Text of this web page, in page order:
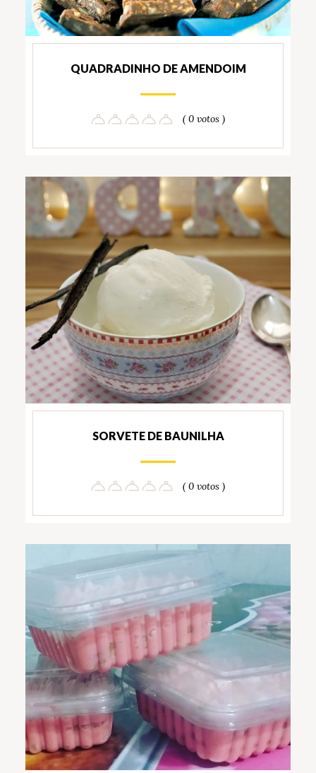
QUADRADINHO DE AMENDOIM
( 0 votos )
SORVETE DE BAUNILHA
( 0 votos )